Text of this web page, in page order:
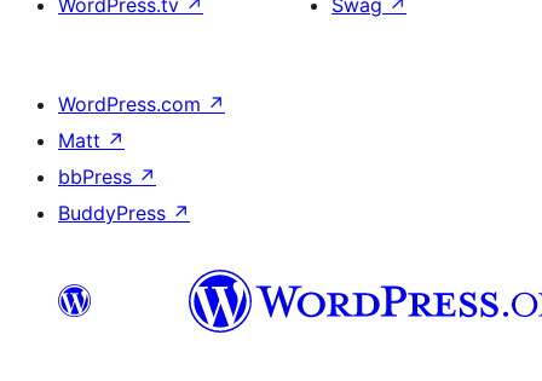
WordPress.tv ↗
Swag ↗
WordPress.com ↗
Matt ↗
bbPress ↗
BuddyPress ↗